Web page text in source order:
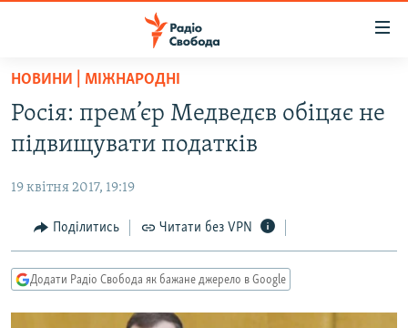
Перейти
основного
матеріалу
до
навігації
Перейти
до
РАДІО СВОБОДА – 70 РОКІВ
ВСЕ ЗА ДОБУ
ПОЛІТИКА
ЕКОНОМІКА
КУЛЬТУРА
ВІЙНА
РОСІЙСЬКА «ФІЛЬТРАЦІЯ»
КРИМ.РЕАЛІЇ
НОВИНИ | МІЖНАРОДНІ
Росія: прем’єр Медведєв обіцяє не
підвищувати податків
19 квітня 2017, 19:19
Поділитись Читати без VPN
Додати Радіо Свобода як бажане джерело в Google